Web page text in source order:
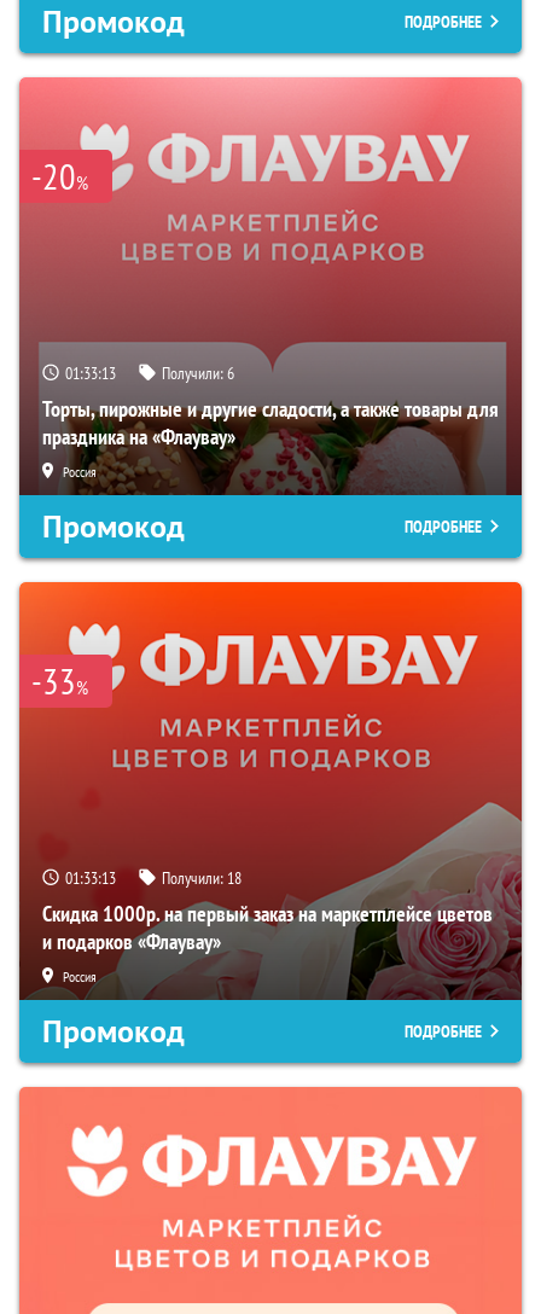
Промокод ПОДРОБНЕЕ
-20%
01:33:13 Получили:6
Торты, пирожные и другие сладости, а также товары для
праздника на «Флаувау»
Россия
Промокод ПОДРОБНЕЕ
-33%
01:33:13 Получили: 18
Скидка 1000р. на первый заказ на маркетплейсе цветов
и подарков «Флаувау»
Россия
Промокод ПОДРОБНЕЕ